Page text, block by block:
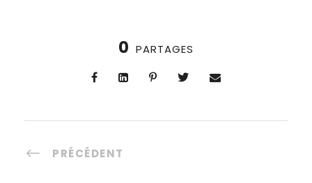
0 PARTAGES
PRÉCÉDENT